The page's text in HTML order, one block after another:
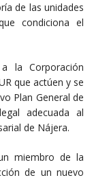
de las unidades
condiciona el
la Corporación
que actúen y se
Plan General de
adecuada al
de Nájera.
miembro de la
de un nuevo